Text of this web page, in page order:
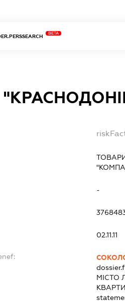
BETA
-
02.11.11
МІСТО